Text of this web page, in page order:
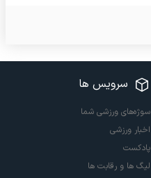
سرویس ها
سوژه‌های ورزشی شما
اخبار ورزشی
پادکست
لیگ ها و رقابت ها